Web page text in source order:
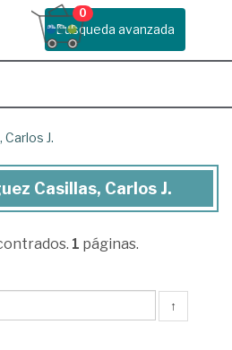
Busqueda avanzada
0
Carlos J.
Casillas, Carlos J.
1 páginas.
↑